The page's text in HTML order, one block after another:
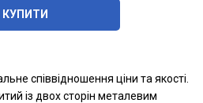
КУПИТИ
співвідношення ціни та якості.
із двох сторін металевим